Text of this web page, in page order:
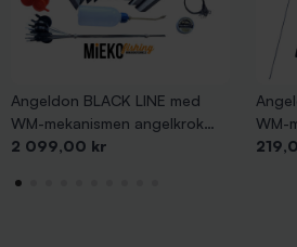
Angeldon BLACK LINE med
WM-mekanismen angelkrok
komplett sats 10-pack
Pris
2 099,00 kr
WM-
Pris